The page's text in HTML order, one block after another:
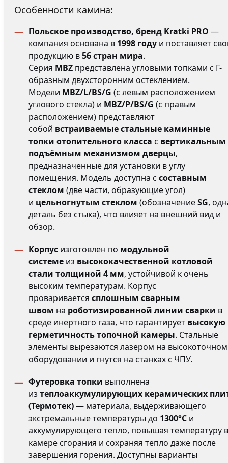
Особенности камина:
Польское производство, бренд Kratki PRO —
компания основана в 1998 году и поставляет
продукцию в56 стран мира.
Серия MBZ представлена угловыми топками с Г-
образным двухсторонним остеклением.
Модели MBZ/L/BS/G (с левым расположением
углового стекла) и MBZ/P/BS/G (с правым
расположением) представляют
собой встраиваемые стальные каминные
топки отопительного класса с вертикальным
подъёмным механизмом дверцы,
предназначенные для установки в углу
помещения. Модель доступна с составным
стеклом (две части, образующие угол)
и цельногнутым стеклом (обозначениеSG,
деталь без стыка), что влияет на внешний вид и
обзор.
Корпус изготовлен по модульной
системе из высококачественной котловой
стали толщиной 4 мм, устойчивой к очень
высоким температурам. Корпус
проваривается сплошным сварным
швом на роботизированной линии сварки в
среде инертного газа, что гарантирует высокую
герметичность топочной камеры. Стальные
элементы вырезаются лазером на высокоточном
оборудовании и гнутся на станках с ЧПУ.
Футеровка топки выполнена
из теплоаккумулирующих керамических
(Термотек)— материала, выдерживающего
экстремальные температуры до 1300°C и
аккумулирующего тепло, повышая температуру в
камере сгорания и сохраняя тепло даже после
завершения горения. Доступны варианты